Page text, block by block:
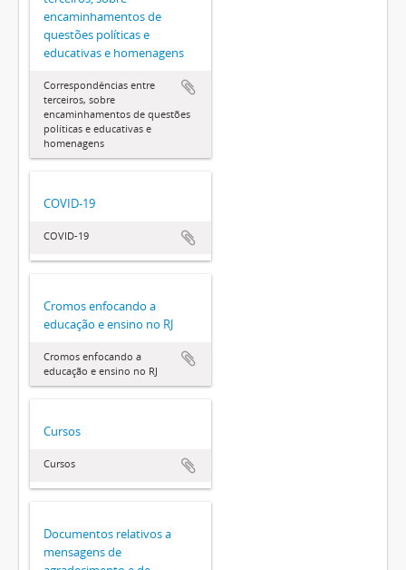
encaminhamentos de
questões políticas e
educativas e homenagens
Correspondências entre
terceiros, sobre
encaminhamentos de questões
políticas e educativas e
homenagens
COVID-19
COVID-19
Cromos enfocando a
educação e ensino no RJ
Cromos enfocando a
educação e ensino no RJ
Cursos
Cursos
Documentos relativos a
mensagens de